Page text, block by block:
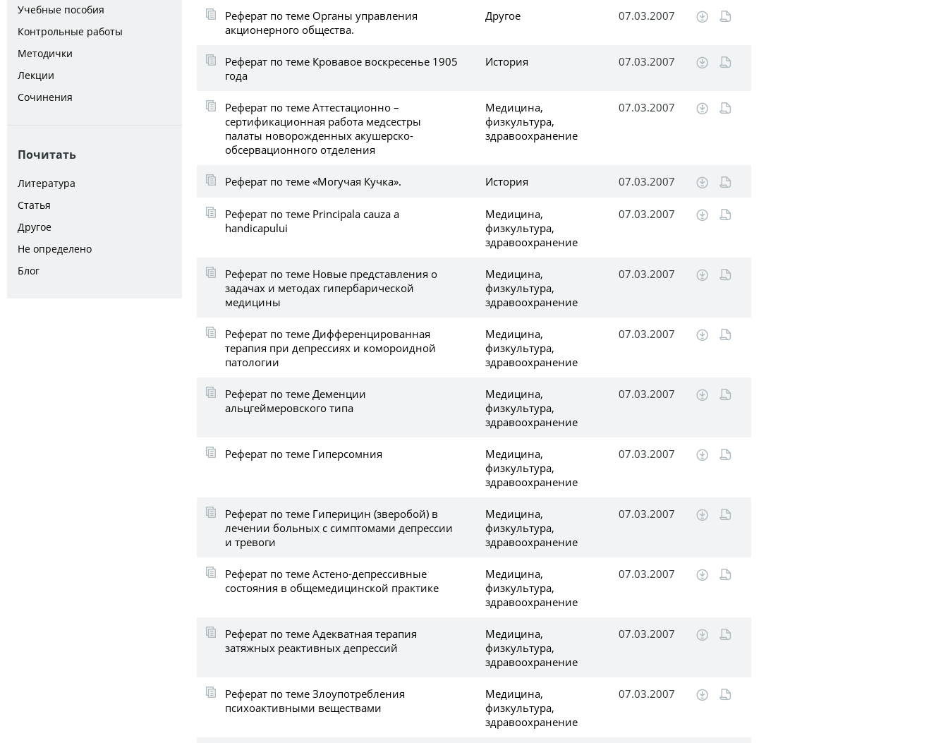
Учебные пособия
Контрольные работы
Методички
Лекции
Сочинения
Почитать
Литература
Статья
Другое
Не определено
Блог
Реферат по теме Органы управления
акционерного общества.
Другое 07.03.2007
Реферат по теме Кровавое воскресенье 1905
года
История 07.03.2007
Реферат по теме Аттестационно –
сертификационная работа медсестры
палаты новорожденных акушерско-
обсервационного отделения
Медицина,
физкультура,
здравоохранение
07.03.2007
Реферат по теме «Могучая Кучка». История 07.03.2007
Реферат по теме Principala cauza a
handicapului
Медицина,
физкультура,
здравоохранение
07.03.2007
Реферат по теме Новые представления о
задачах и методах гипербарической
медицины
Медицина,
физкультура,
здравоохранение
07.03.2007
Реферат по теме Дифференцированная
терапия при депрессиях и комороидной
патологии
Медицина,
физкультура,
здравоохранение
07.03.2007
Реферат по теме Деменции
альцгеймеровского типа
Медицина,
физкультура,
здравоохранение
07.03.2007
Реферат по теме Гиперсомния
Медицина,
физкультура,
здравоохранение
07.03.2007
Реферат по теме Гиперицин (зверобой) в
лечении больных с симптомами депрессии
и тревоги
Медицина,
физкультура,
здравоохранение
07.03.2007
Реферат по теме Астено-депрессивные
состояния в общемедицинской практике
Медицина,
физкультура,
здравоохранение
07.03.2007
Реферат по теме Адекватная терапия
затяжных реактивных депрессий
Медицина,
физкультура,
здравоохранение
07.03.2007
Реферат по теме Злоупотребления
психоактивными веществами
Медицина,
физкультура,
здравоохранение
07.03.2007